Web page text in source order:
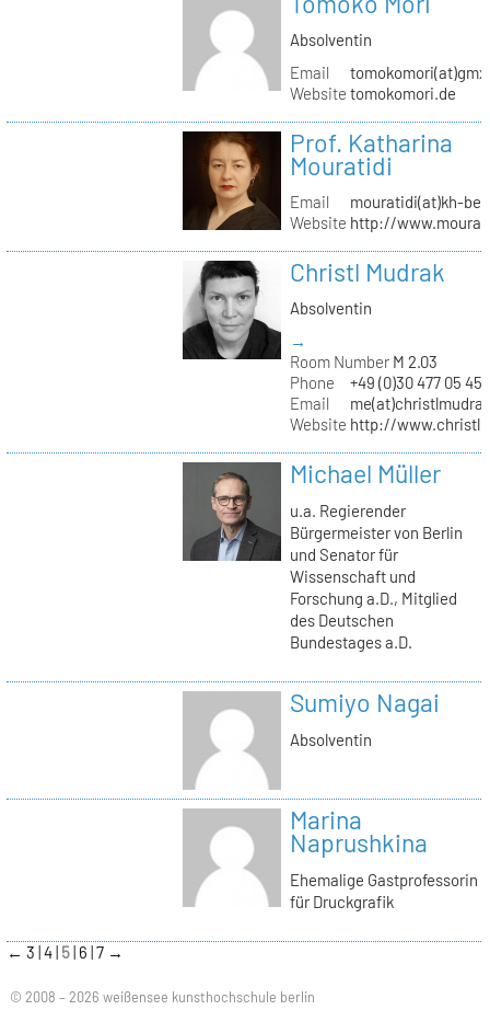
Absolventin
Email
Website tomokomori.de
Prof. Katharina
Mouratidi
Email
mouratidi(at)kh-
Website http://
Christl Mudrak
Absolventin
→
Room NumberM 2.03
Phone
+49 (0)30 477 05
Email
Website http://
Michael Müller
u.a. Regierender
Bürgermeister von Berlin
und Senator für
Wissenschaft und
Forschung a.D., Mitglied
des Deutschen
Bundestages a.D.
Sumiyo Nagai
Absolventin
Marina
Naprushkina
Ehemalige Gastprofessorin
für Druckgrafik
← 3 4 5 6 7 →
© 2008 – 2026 weißensee kunsthochschule berlin